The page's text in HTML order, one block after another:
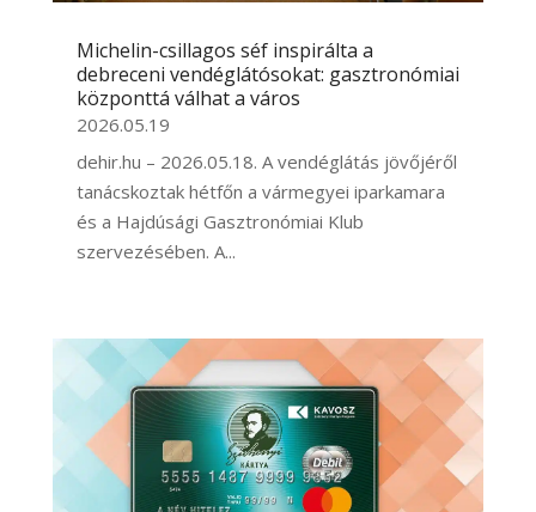
Michelin-csillagos séf inspirálta a
debreceni vendéglátósokat: gasztronómiai
központtá válhat a város
2026.05.19
dehir.hu – 2026.05.18. A vendéglátás jövőjéről
tanácskoztak hétfőn a vármegyei iparkamara
és a Hajdúsági Gasztronómiai Klub
szervezésében. A...